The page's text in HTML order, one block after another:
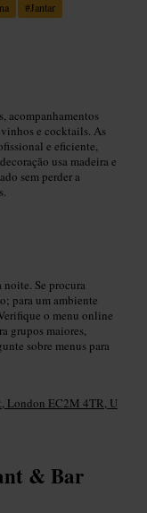
#Jantar
acompanhamentos
e cocktails. As
e eficiente,
usa madeira e
sem perder a
noite. Se procura
para um ambiente
o menu online
grupos maiores,
sobre menus para
London EC2M 4TR, U
& Bar